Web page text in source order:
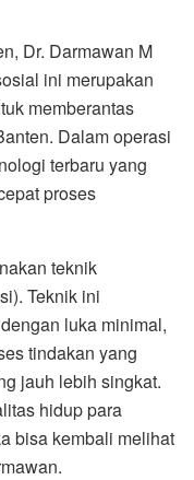
Dr. Darmawan M
ini merupakan
memberantas
Dalam operasi
terbaru yang
proses
teknik
Teknik ini
luka minimal,
tindakan yang
jauh lebih singkat.
hidup para
bisa kembali melihat